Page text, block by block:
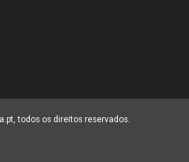
todos os direitos reservados.